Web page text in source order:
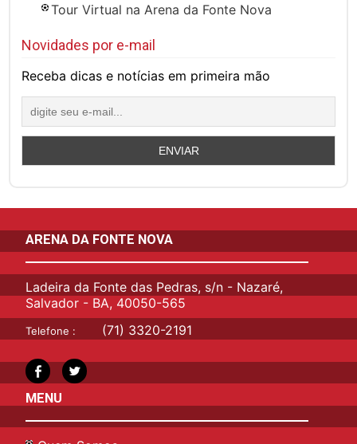
Tour Virtual na Arena da Fonte Nova
Novidades por e-mail
Receba dicas e notícias em primeira mão
ARENA DA FONTE NOVA
Ladeira da Fonte das Pedras, s/n - Nazaré,
Salvador - BA, 40050-565
Telefone : (71) 3320-2191
MENU